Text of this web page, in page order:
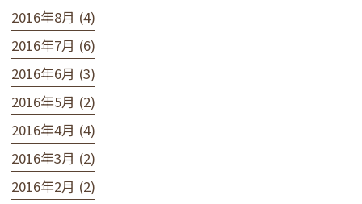
2016年8月 (4)
2016年7月 (6)
2016年6月 (3)
2016年5月 (2)
2016年4月 (4)
2016年3月 (2)
2016年2月 (2)